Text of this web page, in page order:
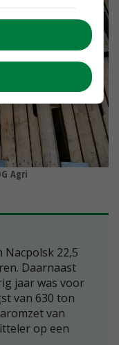
Agri
Nacpolsk 22,5
Daarnaast
jaar was voor
van 630 ton
van
op een